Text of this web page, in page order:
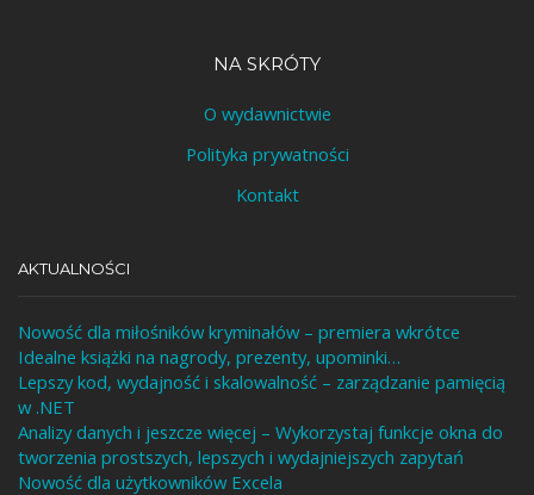
NA SKRÓTY
O wydawnictwie
Polityka prywatności
Kontakt
AKTUALNOŚCI
Nowość dla miłośników kryminałów – premiera wkrótce
Idealne książki na nagrody, prezenty, upominki…
Lepszy kod, wydajność i skalowalność – zarządzanie pamięcią
w .NET
Analizy danych i jeszcze więcej – Wykorzystaj funkcje okna do
tworzenia prostszych, lepszych i wydajniejszych zapytań
Nowość dla użytkowników Excela